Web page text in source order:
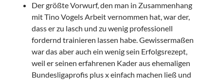
Der größte Vorwurf, den man in Zusammenhang
mit Tino Vogels Arbeit vernommen hat, war der,
dass er zu lasch und zu wenig professionell
fordernd trainieren lassen habe. Gewissermaßen
war das aber auch ein wenig sein Erfolgsrezept,
weil er seinen erfahrenen Kader aus ehemaligen
Bundesligaprofis plus x einfach machen ließ und